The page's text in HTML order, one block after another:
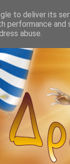
to deliver its
performance
abuse.